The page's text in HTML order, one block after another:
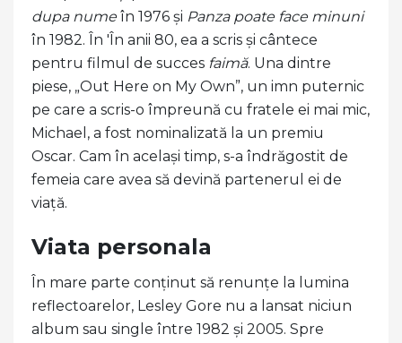
dupa numeîn 1976 și Panza poate face minuni
în 1982. În 'În anii 80, ea a scris și cântece
pentru filmul de succes faimă. Una dintre
piese, „Out Here on My Own”, un imn puternic
pe care a scris-o împreună cu fratele ei mai mic,
Michael, a fost nominalizată la un premiu
Oscar. Cam în același timp, s-a îndrăgostit de
femeia care avea să devină partenerul ei de
viață.
Viata personala
În mare parte conținut să renunțe la lumina
reflectoarelor, Lesley Gore nu a lansat niciun
album sau single între 1982 și 2005. Spre